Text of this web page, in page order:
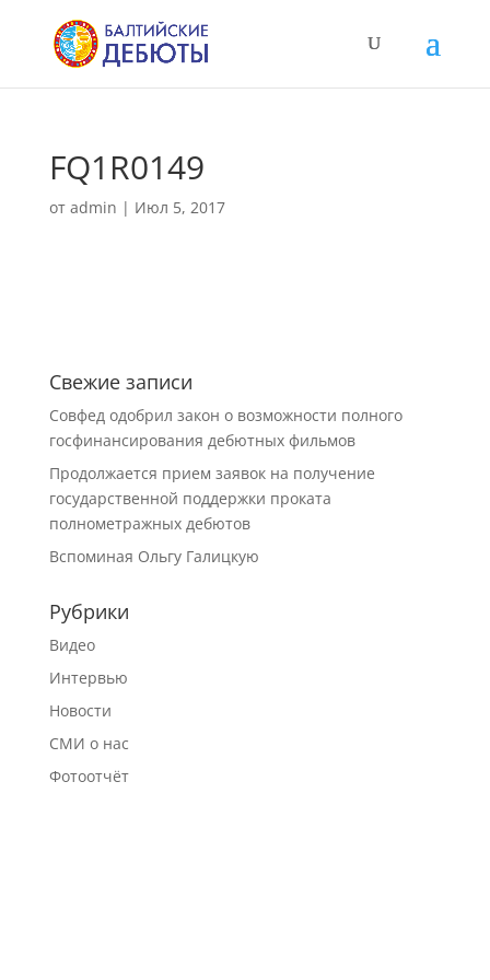
FQ1R0149
от admin | Июл 5, 2017
Свежие записи
Совфед одобрил закон о возможности полного
госфинансирования дебютных фильмов
Продолжается прием заявок на получение
государственной поддержки проката
полнометражных дебютов
Вспоминая Ольгу Галицкую
Рубрики
Видео
Интервью
Новости
СМИ о нас
Фотоотчёт